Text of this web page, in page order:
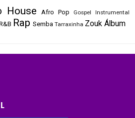
House Afro Pop Gospel Instrumental
Rap Semba Tarraxinha Zouk Álbum